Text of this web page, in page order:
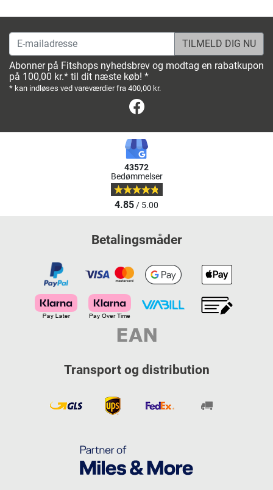
E-mailadresse
Abonner på Fitshops nyhedsbrev og modtag en rabatkupon
på 100,00 kr.* til dit næste køb! *
* kan indløses ved vareværdier fra 400,00 kr.
43572
Bedømmelser
4.85/ 5.00
Betalingsmåder
Transport og distribution